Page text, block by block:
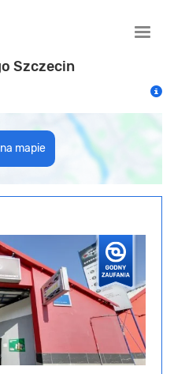
Toggle
Szczecin
mapie